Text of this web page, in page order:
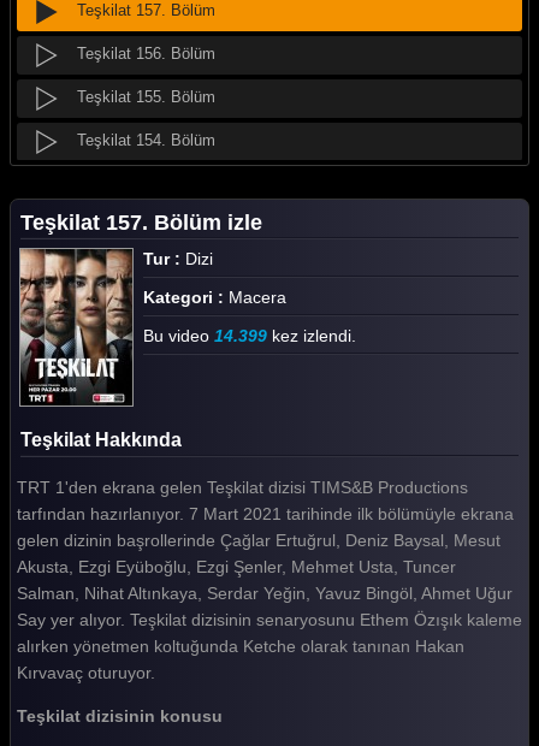
Teşkilat 157. Bölüm
Teşkilat 156. Bölüm
Teşkilat 155. Bölüm
Teşkilat 154. Bölüm
Teşkilat 152. Bölüm
Teşkilat 151. Bölüm
Teşkilat 150. Bölüm
Teşkilat 149. Bölüm
Teşkilat 148. Bölüm
Teşkilat 147. Bölüm
Teşkilat 146. Bölüm
Teşkilat 145. Bölüm
Teşkilat 144. Bölüm
Teşkilat 143. Bölüm
Teşkilat 142. Bölüm
Teşkilat 157. Bölüm izle
Tur : Dizi
Kategori : Macera
Bu video 14.399 kez izlendi.
Teşkilat Hakkında
TRT 1'den ekrana gelen Teşkilat dizisi TIMS&B Productions
tarfından hazırlanıyor. 7 Mart 2021 tarihinde ilk bölümüyle ekrana
gelen dizinin başrollerinde Çağlar Ertuğrul, Deniz Baysal, Mesut
Akusta, Ezgi Eyüboğlu, Ezgi Şenler, Mehmet Usta, Tuncer
Salman, Nihat Altınkaya, Serdar Yeğin, Yavuz Bingöl, Ahmet Uğur
Say yer alıyor. Teşkilat dizisinin senaryosunu Ethem Özışık kaleme
alırken yönetmen koltuğunda Ketche olarak tanınan Hakan
Kırvavaç oturuyor.
Teşkilat dizisinin konusu